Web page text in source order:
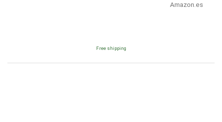
Amazon.es
Free shipping